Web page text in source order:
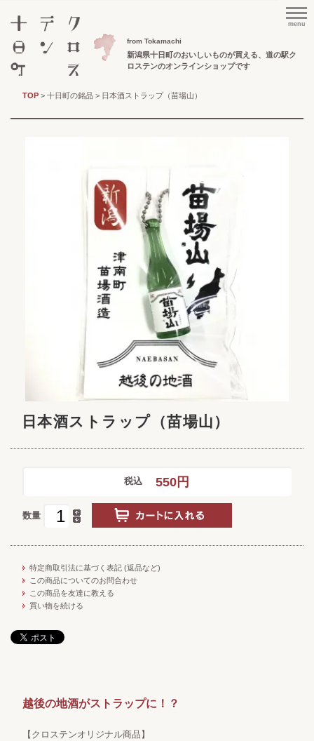
menu
from Tokamachi
新潟県十日町のおいしいものが買える、 道の駅ク
ロステンのオンラインショップです
TOP> 十日町の銘品> 日本酒ストラップ（苗場山）
日本酒ストラップ（苗場山）
税込 550円
数量
特定商取引法に基づく表記 (返品など)
この商品についてのお問合わせ
この商品を友達に教える
買い物を続ける
越後の地酒がストラップに！？
【クロステンオリジナル商品】